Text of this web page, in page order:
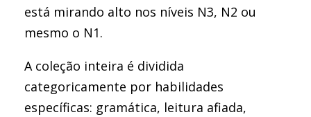
está mirando alto nos níveis N3, N2 ou
mesmo o N1.
A coleção inteira é dividida
categoricamente por habilidades
específicas: gramática, leitura afiada,